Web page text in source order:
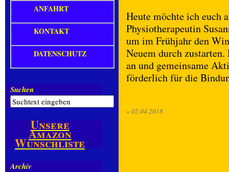
Heute möchte ich euch
Physiotherapeutin
um im Frühjahr den
Neuem durch
an und gemeinsame
förderlich für die
« 02.04.2018
ANFAHRT
KONTAKT
DATENSCHUTZ
Suchen
Unsere
Amazon
Wunschliste
Archiv